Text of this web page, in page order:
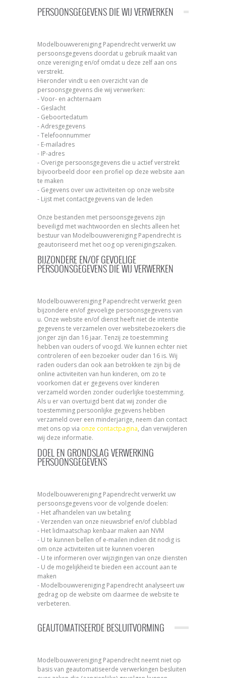
PERSOONSGEGEVENS DIE WIJ VERWERKEN
Modelbouwvereniging Papendrecht verwerkt uw
persoonsgegevens doordat u gebruik maakt van
onze vereniging en/of omdat u deze zelf aan ons
verstrekt.
Hieronder vindt u een overzicht van de
persoonsgegevens die wij verwerken:
- Voor- en achternaam
- Geslacht
- Geboortedatum
- Adresgegevens
- Telefoonnummer
- E-mailadres
- IP-adres
- Overige persoonsgegevens die u actief verstrekt
bijvoorbeeld door een profiel op deze website aan
te maken
- Gegevens over uw activiteiten op onze website
- Lijst met contactgegevens van de leden
Onze bestanden met persoonsgegevens zijn
beveiligd met wachtwoorden en slechts alleen het
bestuur van Modelbouwvereniging Papendrecht is
geautoriseerd met het oog op verenigingszaken.
BIJZONDERE EN/OF GEVOELIGE
PERSOONSGEGEVENS DIE WIJ VERWERKEN
Modelbouwvereniging Papendrecht verwerkt geen
bijzondere en/of gevoelige persoonsgegevens van
u. Onze website en/of dienst heeft niet de intentie
gegevens te verzamelen over websitebezoekers die
jonger zijn dan 16 jaar. Tenzij ze toestemming
hebben van ouders of voogd. We kunnen echter niet
controleren of een bezoeker ouder dan 16 is. Wij
raden ouders dan ook aan betrokken te zijn bij de
online activiteiten van hun kinderen, om zo te
voorkomen dat er gegevens over kinderen
verzameld worden zonder ouderlijke toestemming.
Als u er van overtuigd bent dat wij zonder die
toestemming persoonlijke gegevens hebben
verzameld over een minderjarige, neem dan contact
met ons op via onze contactpagina, dan verwijderen
wij deze informatie.
DOEL EN GRONDSLAG VERWERKING
PERSOONSGEGEVENS
Modelbouwvereniging Papendrecht verwerkt uw
persoonsgegevens voor de volgende doelen:
- Het afhandelen van uw betaling
- Verzenden van onze nieuwsbrief en/of clubblad
- Het lidmaatschap kenbaar maken aan NVM
- U te kunnen bellen of e-mailen indien dit nodig is
om onze activiteiten uit te kunnen voeren
- U te informeren over wijzigingen van onze diensten
- U de mogelijkheid te bieden een account aan te
maken
- Modelbouwvereniging Papendrecht analyseert uw
gedrag op de website om daarmee de website te
verbeteren.
GEAUTOMATISEERDE BESLUITVORMING
Modelbouwvereniging Papendrecht neemt niet op
basis van geautomatiseerde verwerkingen besluiten